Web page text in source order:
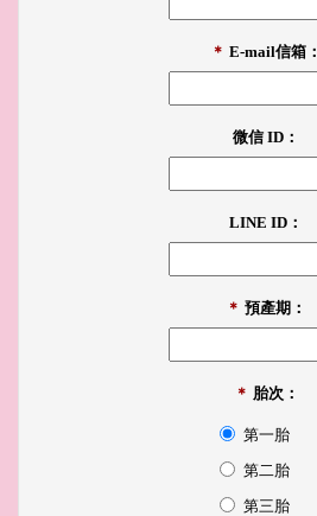
＊ E-mail信箱：
微信 ID：
LINE ID：
＊ 預產期：
＊ 胎次：
第一胎
第二胎
第三胎